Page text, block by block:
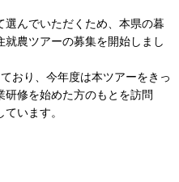
んでいただくため、本県の暮
農ツアーの募集を開始しまし
おり、今年度は本ツアーをきっ
修を始めた方のもとを訪問
います。